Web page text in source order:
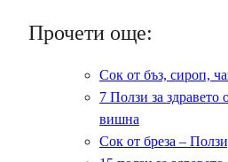
Прочети още:
Сок от бъз, сироп,
7 Ползи за здравето
вишна
Сок от бреза –